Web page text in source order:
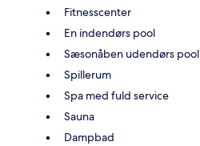
Fitnesscenter
En indendørs pool
Sæsonåben udendørs pool
Spillerum
Spa med fuld service
Sauna
Dampbad